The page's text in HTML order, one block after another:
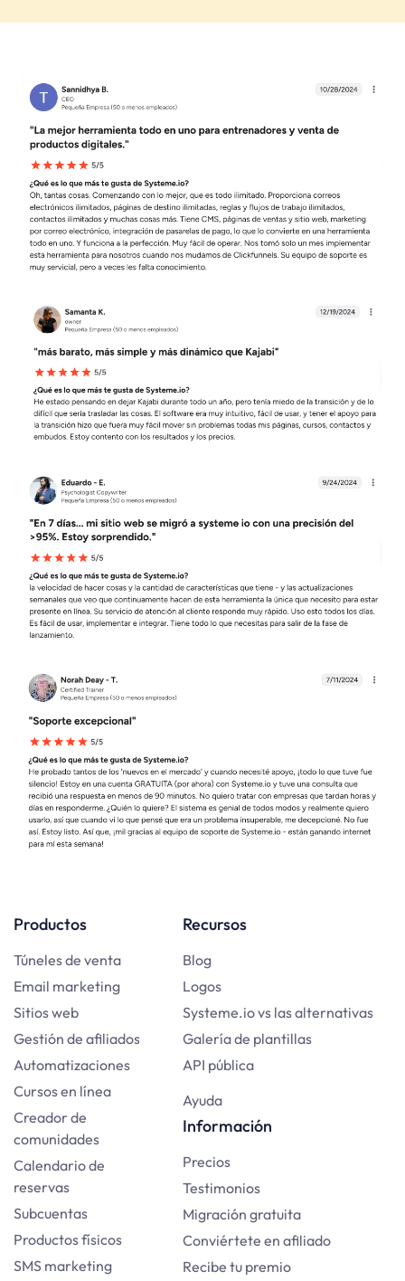
Productos
Túneles de venta
Email marketing
Sitios web
Gestión de afiliados
Automatizaciones
Cursos en línea
Creador de
comunidades
Calendario de
reservas
Subcuentas
Productos físicos
SMS marketing
Recursos
Blog
Logos
Systeme.io vs las alternativas
Galería de plantillas
API pública
Ayuda
Información
Precios
Testimonios
Migración gratuita
Conviértete en afiliado
Recibe tu premio